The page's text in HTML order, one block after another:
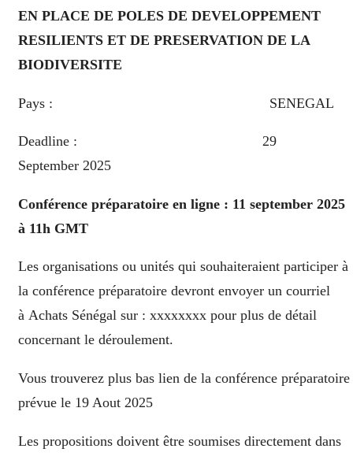
EN PLACE DE POLES DE DEVELOPPEMENT
RESILIENTS ET DE PRESERVATION DE LA
BIODIVERSITE
Pays : SENEGAL
Deadline : 29
September 2025
Conférence préparatoire en ligne : 11 september 2025
à 11h GMT
Les organisations ou unités qui souhaiteraient participer à
la conférence préparatoire devront envoyer un courriel
à Achats Sénégal sur : xxxxxxxx pour plus de détail
concernant le déroulement.
Vous trouverez plus bas lien de la conférence préparatoire
prévue le 19 Aout 2025
Les propositions doivent être soumises directement dans